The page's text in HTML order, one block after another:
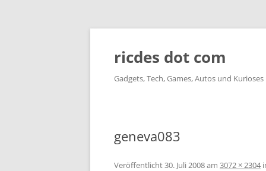
ricdes dot com
Gadgets, Tech, Games, Autos und Kurioses
geneva083
Veröffentlicht30. Juli 2008am 3072 × 2304